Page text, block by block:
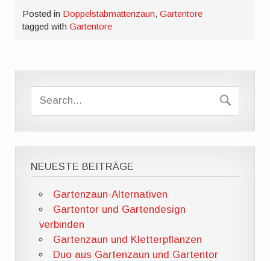
Posted in Doppelstabmattenzaun,Gartentore
tagged withGartentore
NEUESTE BEITRÄGE
Gartenzaun-Alternativen
Gartentor und Gartendesign
verbinden
Gartenzaun und Kletterpflanzen
Duo aus Gartenzaun und Gartentor